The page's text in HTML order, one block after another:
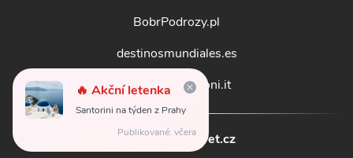
🔥 Akční letenka
Santorini na týden z Prahy
Publikované: včera
BobrPodrozy.pl
destinosmundiales.es
guidadestinazioni.it
© 2026 obletsvet.cz